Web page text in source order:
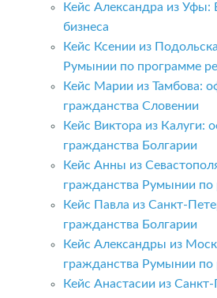
Кейс Александра из
бизнеса
Кейс Ксении из
Румынии по программе
Кейс Марии из Тамбова:
гражданства Словении
Кейс Виктора из Калуги:
гражданства Болгарии
Кейс Анны из
гражданства Румынии по
Кейс Павла из Санкт-
гражданства Болгарии
Кейс Александры из
гражданства Румынии по
Кейс Анастасии из